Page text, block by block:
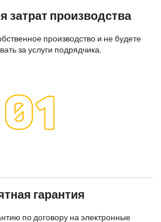
затрат производства
производство и не будете
за услуги подрядчика.
гарантия
по договору на электронные